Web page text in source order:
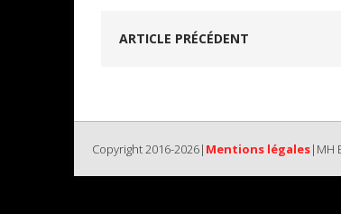
ARTICLE PRÉCÉDENT
Copyright 2016-2026| Mentions légales|MH